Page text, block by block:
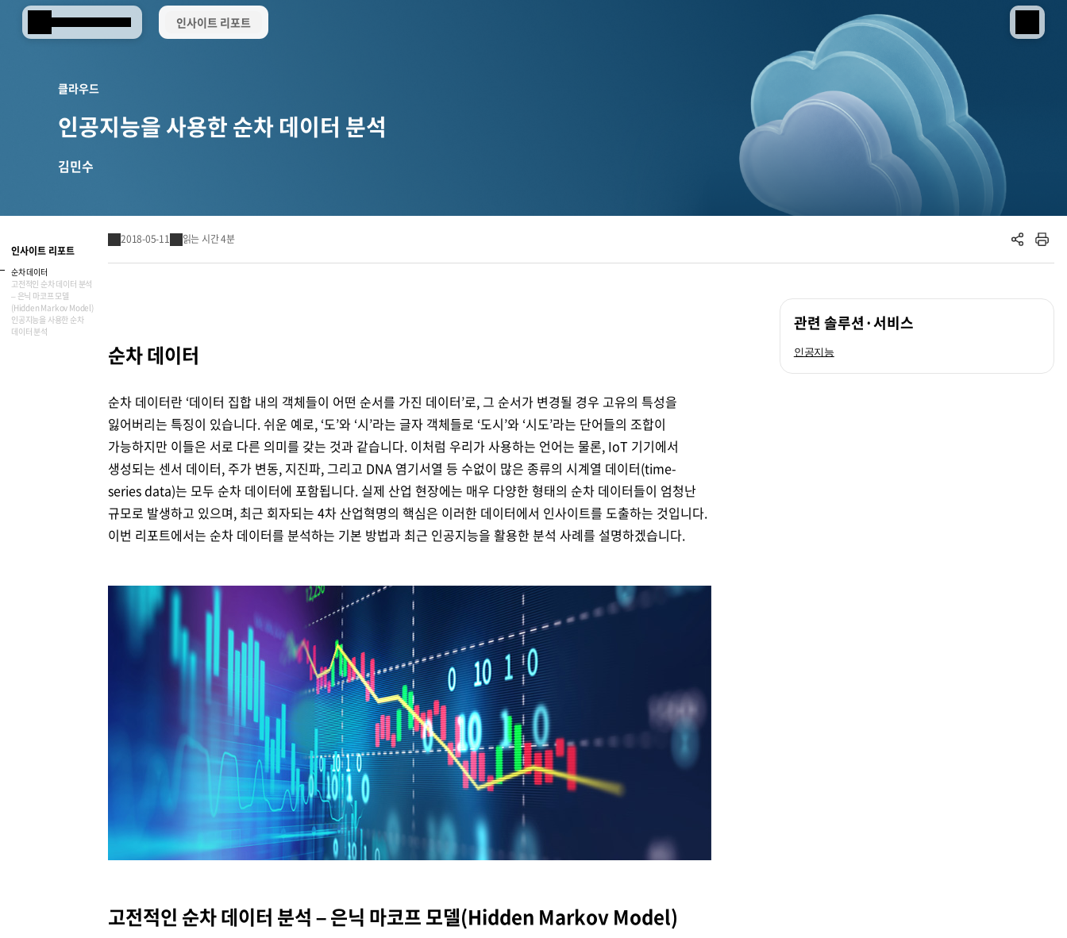
Samsung SDS 인사이트 리포트
생성형 AI
AI 업무혁신
데이터 분석
Samsung Cloud Platform
매니지드 서비스
클라우드 보안
데이터센터/네트워크
GDC (Global Development Center)
Brity Automation
엔터프라이즈 애플리케이션
디지털 전환 서비스
디지털 전환 진단
디지털 전환 컨설팅
CX 이노베이션
디지털 헬스
CogniX
AI Agent 기반 SW 개발 플랫폼
Anyframe
개발 프레임워크
디지털 물류 혁신 스토리
글로벌 공급망
글로벌 물류 거점
비전
CEO 소개
연혁
사업장 소개
Awards & Recognition
재무정보
IR 행사 & 실적발표
주주총회
공시 및 알림
FAQ
ESG 경영체계
환경/에너지 경영
인권경영
사회공헌
윤리 & 준법경영
디지털 책임
보고서 & 정책
이슈와 팩트
미디어 갤러리
클라우드
인공지능을 사용한 순차 데이터 분석
김민수
인사이트 리포트
순차 데이터
고전적인 순차 데이터 분석
– 은닉 마코프 모델
(Hidden Markov Model)
인공지능을 사용한 순차
데이터 분석
2018-05-11 읽는 시간 4분 공유하기인쇄하기
순차 데이터
순차 데이터란 ‘데이터 집합 내의 객체들이 어떤 순서를 가진 데이터’로, 그 순서가 변경될 경우 고유의 특성을
잃어버리는 특징이 있습니다. 쉬운 예로, ‘도’와 ‘시’라는 글자 객체들로 ‘도시’와 ‘시도’라는 단어들의 조합이
가능하지만 이들은 서로 다른 의미를 갖는 것과 같습니다. 이처럼 우리가 사용하는 언어는 물론, IoT 기기에서
생성되는 센서 데이터, 주가 변동, 지진파, 그리고 DNA 염기서열 등 수없이 많은 종류의 시계열 데이터(time-
series data)는 모두 순차 데이터에 포함됩니다. 실제 산업 현장에는 매우 다양한 형태의 순차 데이터들이 엄청난
규모로 발생하고 있으며, 최근 회자되는 4차 산업혁명의 핵심은 이러한 데이터에서 인사이트를 도출하는 것입니다.
이번 리포트에서는 순차 데이터를 분석하는 기본 방법과 최근 인공지능을 활용한 분석 사례를 설명하겠습니다.
고전적인 순차 데이터 분석 – 은닉 마코프 모델(Hidden Markov Model)
관련 솔루션·서비스
인공지능